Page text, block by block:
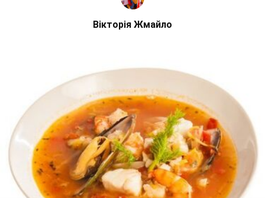
Вікторія Жмайло